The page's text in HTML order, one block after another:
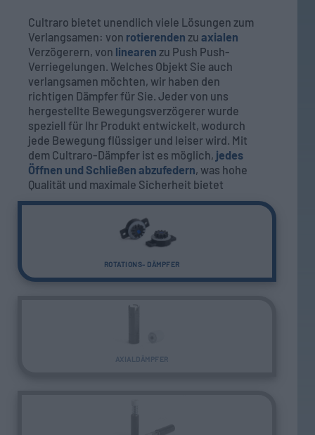
Cultraro bietet unendlich viele Lösungen zum
Verlangsamen: von rotierenden zu axialen
Verzögerern, von linearen zu Push Push-
Verriegelungen. Welches Objekt Sie auch
verlangsamen möchten, wir haben den
richtigen Dämpfer für Sie. Jeder von uns
hergestellte Bewegungsverzögerer wurde
speziell für Ihr Produkt entwickelt, wodurch
jede Bewegung flüssiger und leiser wird. Mit
dem Cultraro-Dämpfer ist es möglich, jedes
Öffnen und Schließen abzufedern, was hohe
Qualität und maximale Sicherheit bietet
ROTATIONS- DÄMPFER
AXIALDÄMPFER